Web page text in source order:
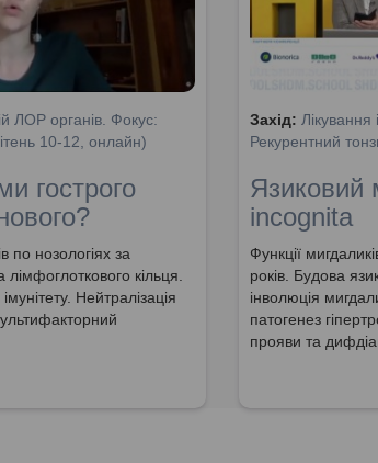
ЛОР органів. Фокус:
10-12, онлайн)
гострого
по нозологіях за
кільця.
Нейтралізація
Захід:
Рекурентний
Язиковий
incognita
Функції
років. Будова
інволюція
патогенез
прояви та